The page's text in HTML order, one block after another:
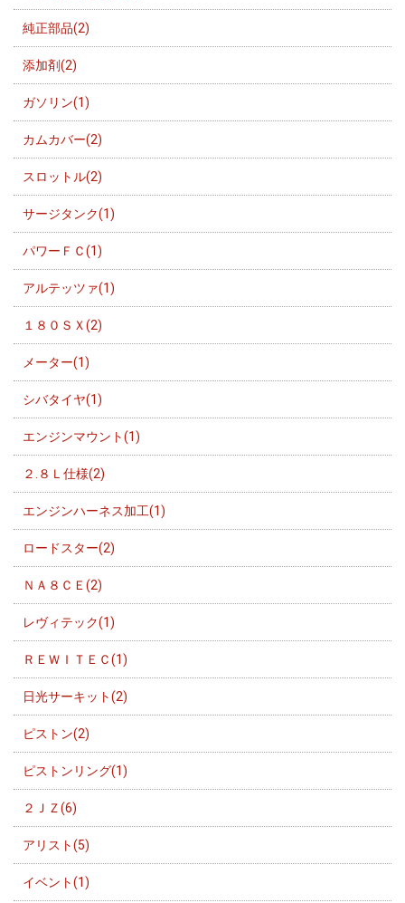
純正部品(2)
添加剤(2)
ガソリン(1)
カムカバー(2)
スロットル(2)
サージタンク(1)
パワーＦＣ(1)
アルテッツァ(1)
１８０ＳＸ(2)
メーター(1)
シバタイヤ(1)
エンジンマウント(1)
２.８Ｌ仕様(2)
エンジンハーネス加工(1)
ロードスター(2)
ＮＡ８ＣＥ(2)
レヴィテック(1)
ＲＥＷＩＴＥＣ(1)
日光サーキット(2)
ピストン(2)
ピストンリング(1)
２ＪＺ(6)
アリスト(5)
イベント(1)